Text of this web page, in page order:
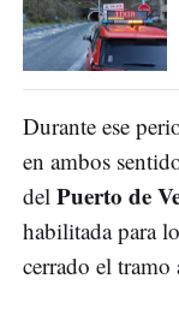
Durante ese
en ambos
del Puerto de
habilitada para
cerrado el